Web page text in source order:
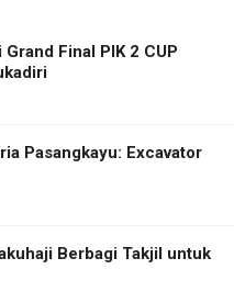
Final PIK 2 CUP
Pasangkayu: Excavator
Berbagi Takjil untuk